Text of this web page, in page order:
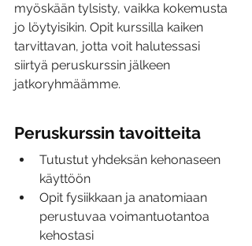
myöskään tylsisty, vaikka kokemusta
jo löytyisikin. Opit kurssilla kaiken
tarvittavan, jotta voit halutessasi
siirtyä peruskurssin jälkeen
jatkoryhmäämme.
Peruskurssin tavoitteita
Tutustut yhdeksän kehonaseen
käyttöön
Opit fysiikkaan ja anatomiaan
perustuvaa voimantuotantoa
kehostasi